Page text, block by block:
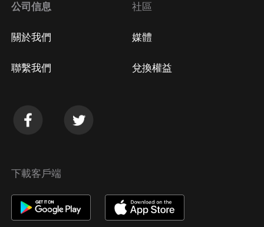
公司信息
關於我們
聯繫我們
社區
媒體
兌換權益
下載客戶端